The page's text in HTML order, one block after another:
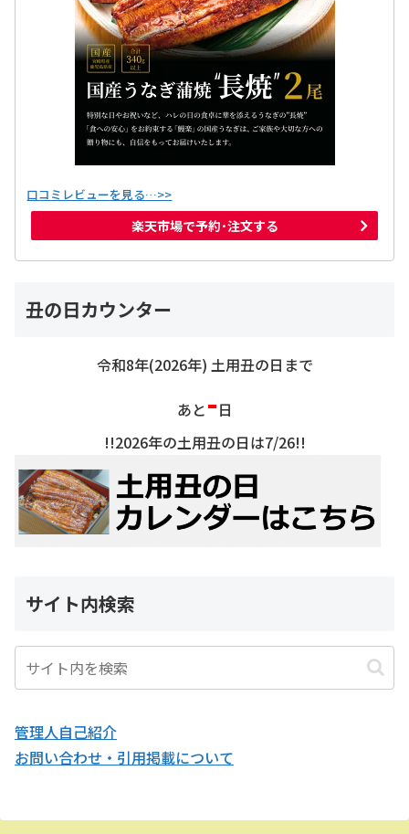
口コミレビューを見る…>>
楽天市場で予約･注文する
丑の日カウンター
令和8年(2026年) 土用丑の日まで
あと-日
!!2026年の土用丑の日は7/26!!
サイト内検索
管理人自己紹介
お問い合わせ・引用掲載について